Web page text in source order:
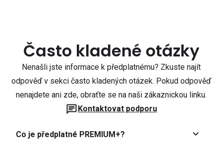
Často kladené otázky
Nenašli jste informace k předplatnému? Zkuste najít
odpověď v sekci často kladených otázek. Pokud odpověď
nenajdete ani zde, obraťte se na naši zákaznickou linku.
Kontaktovat podporu
Co je předplatné PREMIUM+?